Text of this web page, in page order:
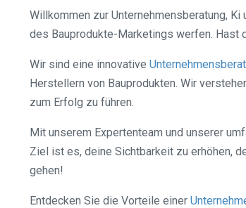
Willkommen zur Unternehmensberatung,
des Bauprodukte-Marketings werfen. Hast
Wir sind eine innovative
Herstellern von Bauprodukten. Wir
zum Erfolg zu führen.
Mit unserem Expertenteam und unserer
Ziel ist es, deine Sichtbarkeit zu erhöhen,
gehen!
Entdecken Sie die Vorteile einer